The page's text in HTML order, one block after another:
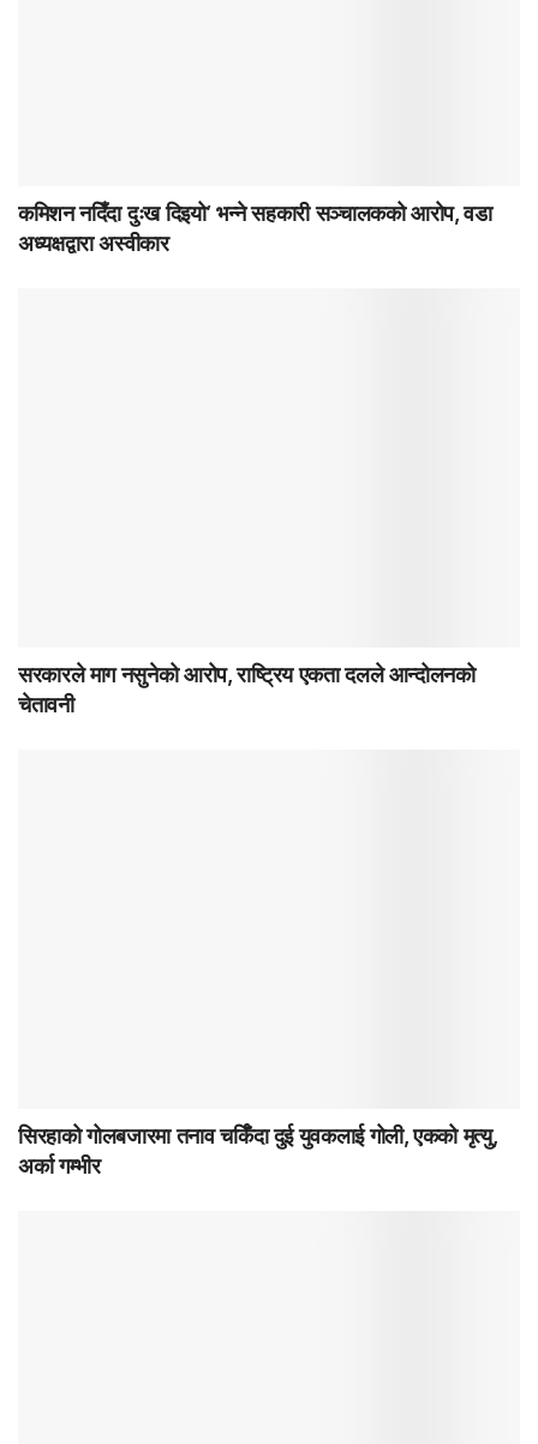
कमिशन नदिँदा दुःख दिइयो’ भन्ने सहकारी सञ्चालकको आरोप, वडा
अध्यक्षद्वारा अस्वीकार
सरकारले माग नसुनेको आरोप, राष्ट्रिय एकता दलले आन्दोलनको
चेतावनी
सिरहाको गोलबजारमा तनाव चर्किँदा दुई युवकलाई गोली, एकको मृत्यु,
अर्का गम्भीर